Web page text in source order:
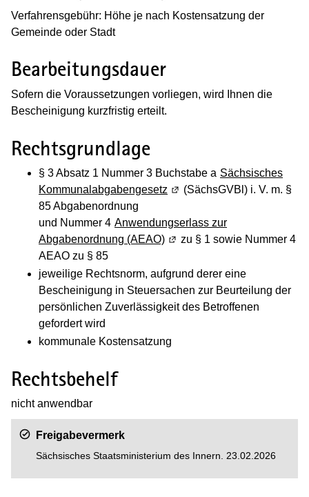
Verfahrensgebühr: Höhe je nach Kostensatzung der
Gemeinde oder Stadt
Bearbeitungsdauer
Sofern die Voraussetzungen vorliegen, wird Ihnen die
Bescheinigung kurzfristig erteilt.
Rechtsgrundlage
§ 3 Absatz 1 Nummer 3 Buchstabe a Sächsisches
Kommunalabgabengesetz (Wird in einem neuen
(SächsGVBl) i. V. m. §
85 Abgabenordnung
und Nummer 4 Anwendungserlass zur
Abgabenordnung (AEAO) (Wird in einem neuen
zu § 1 sowie Nummer 4
AEAO zu § 85
jeweilige Rechtsnorm, aufgrund derer eine
Bescheinigung in Steuersachen zur Beurteilung der
persönlichen Zuverlässigkeit des Betroffenen
gefordert wird
kommunale Kostensatzung
Rechtsbehelf
nicht anwendbar
Freigabevermerk
Sächsisches Staatsministerium des Innern. 23.02.2026